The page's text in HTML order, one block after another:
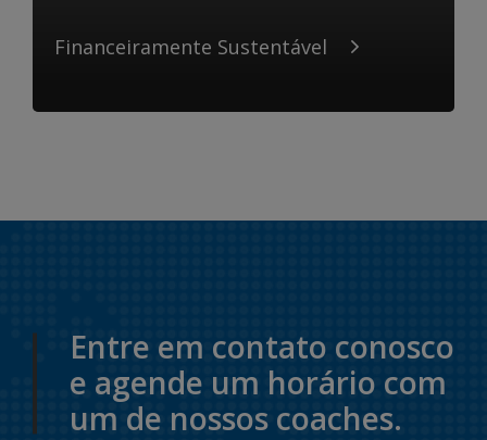
Financeiramente Sustentável
Entre em contato conosco
e agende um horário com
um de nossos coaches.